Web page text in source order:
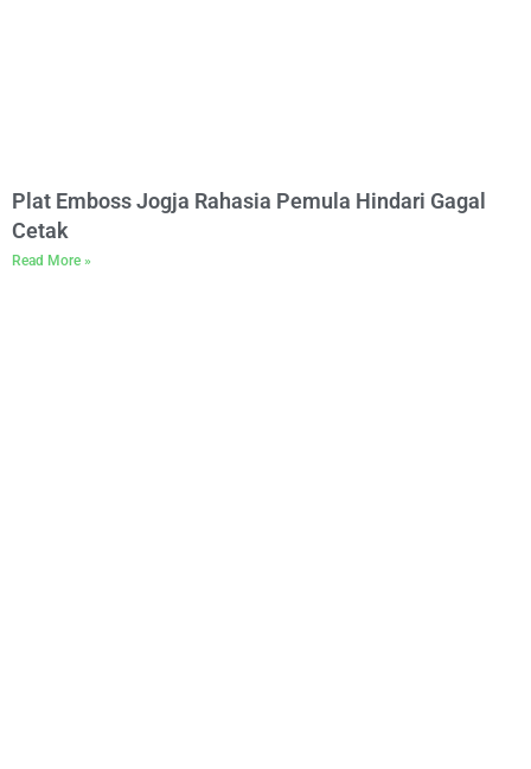
Plat Emboss Jogja Rahasia Pemula Hindari Gagal
Cetak
Read More »